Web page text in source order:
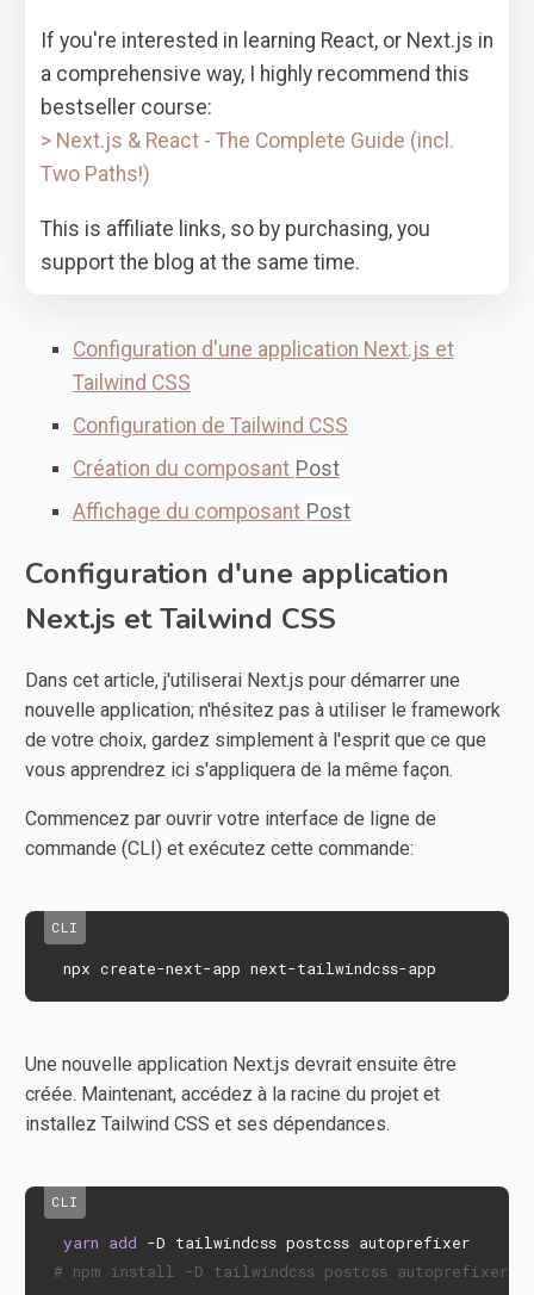
If you're interested in learning React, or Next.js in
a comprehensive way, I highly recommend this
bestseller course:
> Next.js & React - The Complete Guide (incl.
Two Paths!)
This is affiliate links, so by purchasing, you
support the blog at the same time.
Configuration d'une application Next.js et
Tailwind CSS
Configuration de Tailwind CSS
Création du composant Post
Affichage du composant Post
Configuration d'une application
Next.js et Tailwind CSS
Dans cet article, j'utiliserai Next.js pour démarrer une
nouvelle application; n'hésitez pas à utiliser le framework
de votre choix, gardez simplement à l'esprit que ce que
vous apprendrez ici s'appliquera de la même façon.
Commencez par ouvrir votre interface de ligne de
commande (CLI) et exécutez cette commande:
npx create-next-app next-tailwindcss-app
Une nouvelle application Next.js devrait ensuite être
créée. Maintenant, accédez à la racine du projet et
installez Tailwind CSS et ses dépendances.
yarn add
-D tailwindcss postcss autoprefixer
# npm install -D tailwindcss postcss autoprefixer